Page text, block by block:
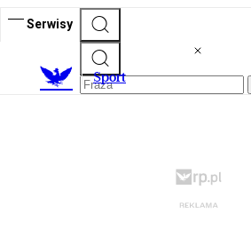
Serwisy
Sport